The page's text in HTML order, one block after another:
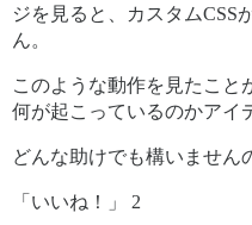
ジを見ると、カスタムCSS
ん。
このような動作を見たこと
何が起こっているのかアイ
どんな助けでも構いません
「いいね！」 2